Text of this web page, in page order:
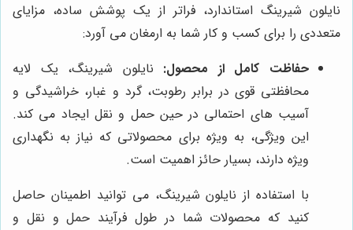
نایلون شیرینگ استاندارد، فراتر از یک پوشش ساده، مزایای
متعددی را برای کسب و کار شما به ارمغان می آورد:
حفاظت کامل از محصول: نایلون شیرینگ، یک لایه
محافظتی قوی در برابر رطوبت، گرد و غبار، خراشیدگی و
آسیب های احتمالی در حین حمل و نقل ایجاد می کند.
این ویژگی، به ویژه برای محصولاتی که نیاز به نگهداری
ویژه دارند، بسیار حائز اهمیت است.
با استفاده از نایلون شیرینگ، می توانید اطمینان حاصل
کنید که محصولات شما در طول فرآیند حمل و نقل و